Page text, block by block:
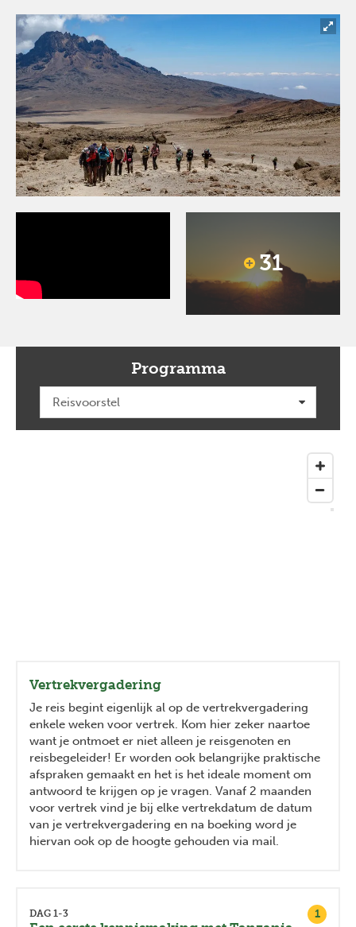
31
Programma
Vertrekvergadering
Je reis begint eigenlijk al op de vertrekvergadering
enkele weken voor vertrek. Kom hier zeker naartoe
want je ontmoet er niet alleen je reisgenoten en
reisbegeleider! Er worden ook belangrijke praktische
afspraken gemaakt en het is het ideale moment om
antwoord te krijgen op je vragen. Vanaf 2 maanden
voor vertrek vind je bij elke vertrekdatum de datum
van je vertrekvergadering en na boeking word je
hiervan ook op de hoogte gehouden via mail.
1
DAG 1-3